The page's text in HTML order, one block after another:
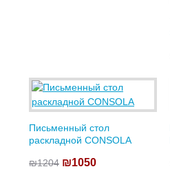
Письменный стол
раскладной CONSOLA
₪1204 ₪1050